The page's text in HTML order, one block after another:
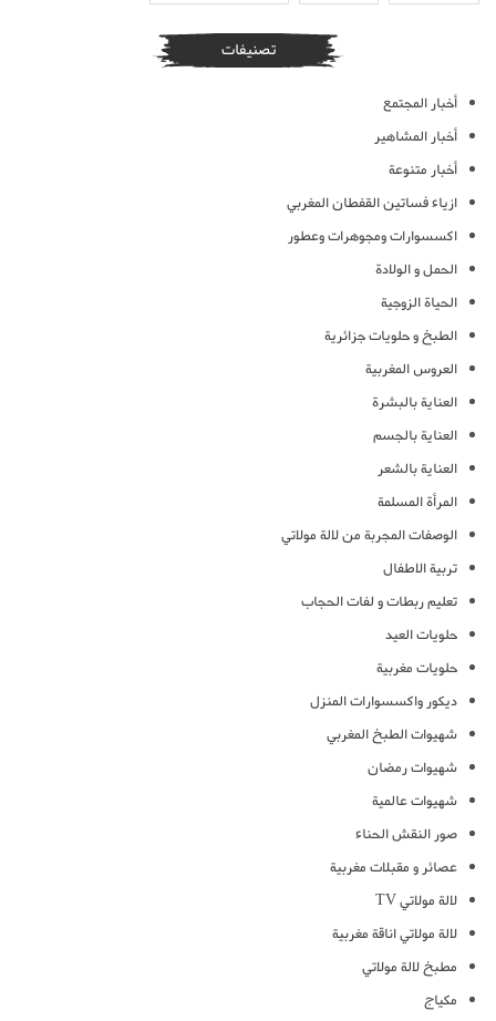
تصنيفات
أخبار المجتمع
أخبار المشاهير
أخبار متنوعة
ازياء فساتين القفطان المغربي
اكسسوارات ومجوهرات وعطور
الحمل و الولادة
الحياة الزوجية
الطبخ و حلويات جزائرية
العروس المغربية
العناية بالبشرة
العناية بالجسم
العناية بالشعر
المرأة المسلمة
الوصفات المجربة من لالة مولاتي
تربية الاطفال
تعليم ربطات و لفات الحجاب
حلويات العيد
حلويات مغربية
ديكور واكسسوارات المنزل
شهيوات الطبخ المغربي
شهيوات رمضان
شهيوات عالمية
صور النقش الحناء
عصائر و مقبلات مغربية
لالة مولاتي TV
لالة مولاتي اناقة مغربية
مطبخ لالة مولاتي
مكياج